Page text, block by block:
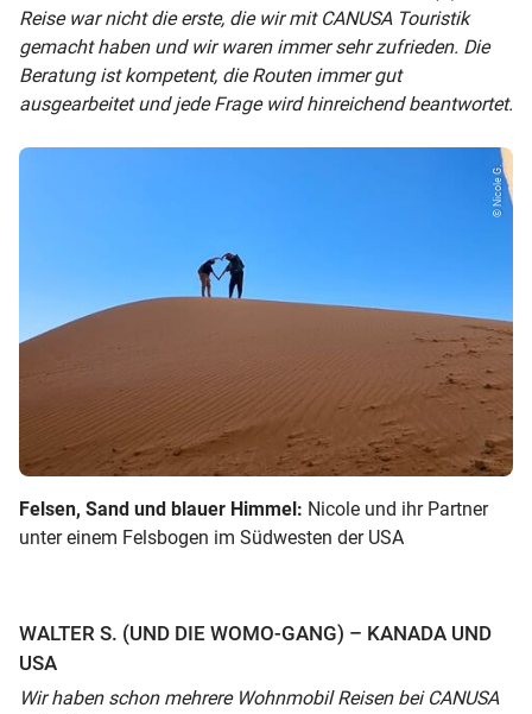
Reise war nicht die erste, die wir mit CANUSA Touristik
gemacht haben und wir waren immer sehr zufrieden. Die
Beratung ist kompetent, die Routen immer gut
ausgearbeitet und jede Frage wird hinreichend beantwortet.
© Nicole G.
Felsen, Sand und blauer Himmel: Nicole und ihr Partner
unter einem Felsbogen im Südwesten der USA
WALTER S. (UND DIE WOMO-GANG) – KANADA UND
USA
Wir haben schon mehrere Wohnmobil Reisen bei CANUSA